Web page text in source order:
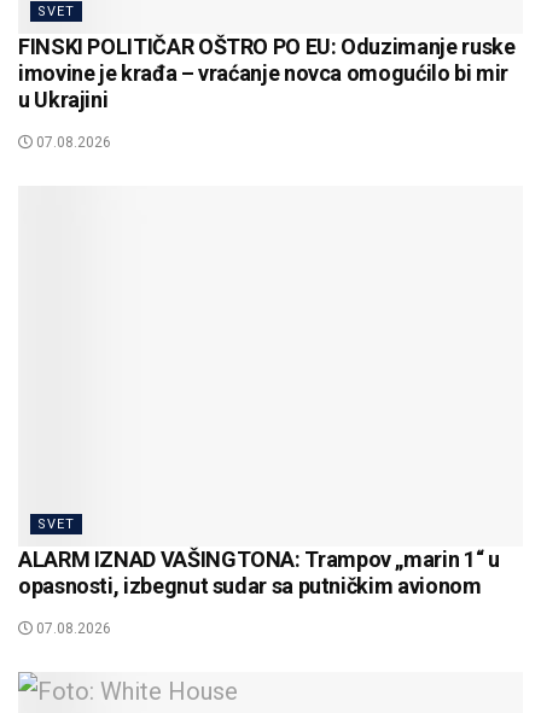
SVET
FINSKI POLITIČAR OŠTRO PO EU: Oduzimanje ruske
imovine je krađa – vraćanje novca omogućilo bi mir
u Ukrajini
07.08.2026
SVET
ALARM IZNAD VAŠINGTONA: Trampov „marin 1“ u
opasnosti, izbegnut sudar sa putničkim avionom
07.08.2026